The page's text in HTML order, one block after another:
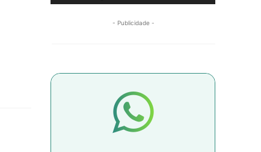
- Publicidade -